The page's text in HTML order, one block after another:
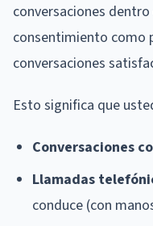
conversaciones
consentimiento como
conversaciones
Esto significa que
Conversaciones
Llamadas
conduce (con